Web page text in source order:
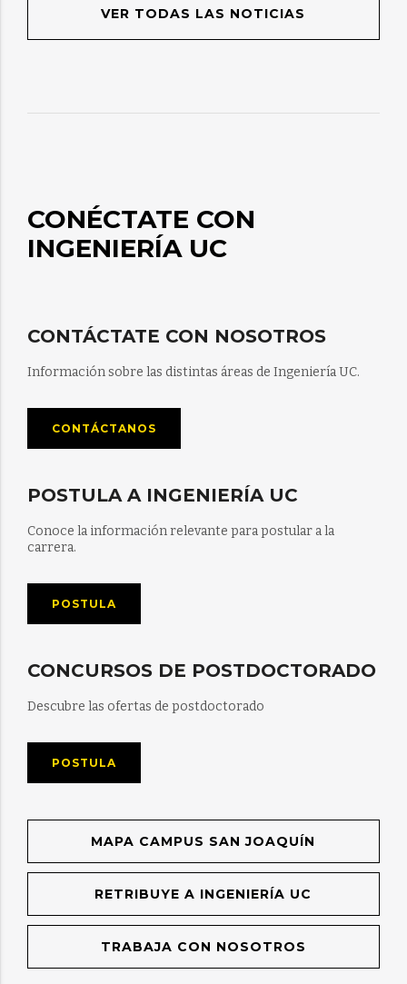
VER TODAS LAS NOTICIAS
CONÉCTATE CON
INGENIERÍA UC
CONTÁCTATE CON NOSOTROS
Información sobre las distintas áreas de Ingeniería UC.
CONTÁCTANOS
POSTULA A INGENIERÍA UC
Conoce la información relevante para postular a la
carrera.
POSTULA
CONCURSOS DE POSTDOCTORADO
Descubre las ofertas de postdoctorado
POSTULA
MAPA CAMPUS SAN JOAQUÍN
RETRIBUYE A INGENIERÍA UC
TRABAJA CON NOSOTROS